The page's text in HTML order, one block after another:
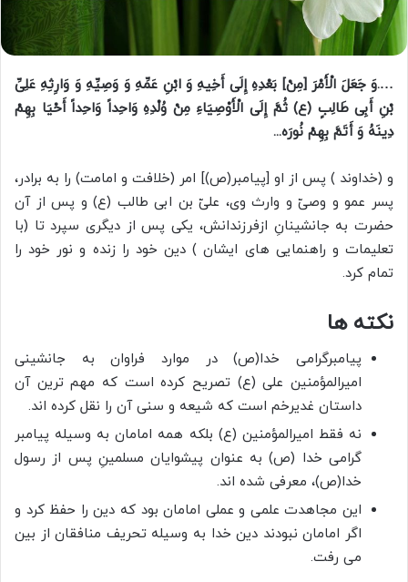
….وَ جَعَلَ الْأَمْرَ [مِنْ‏] بَعْدِهِ إِلَى أَخِیهِ وَ ابْنِ عَمِّهِ وَ وَصِیِّهِ وَ وَارِثِهِ عَلِیِّ
بْنِ أَبِی طَالِبٍ (ع) ثُمَّ إِلَى الْأَوْصِیَاءِ مِنْ وُلْدِهِ وَاحِداً وَاحِداً أَحْیَا بِهِمْ
دِینَهُ وَ أَتَمَّ بِهِمْ نُورَه..‏.
و (خداوند ) پس از او [پیامبر(ص)] امر (خلافت و امامت) را به برادر،
پسر عمو و وصىّ و وارث وى، علىّ بن ابى طالب (ع) و پس از آن
حضرت به جانشینانِ ازفرزندانش، یکى پس از دیگرى سپرد تا (با
تعلیمات و راهنمایی هاى ایشان ) دین خود را زنده و نور خود را
تمام کرد.
نکته ها
پیامبرگرامی خدا(ص) در موارد فراوان به جانشینی
امیرالمؤمنین علی (ع) تصریح کرده است که مهم ترین آن
داستان غدیرخم است که شیعه و سنی آن را نقل کرده اند.
نه فقط امیرالمؤمنین (ع) بلکه همه امامان به وسیله پیامبر
گرامی خدا (ص) به عنوان پیشوایان مسلمینِ پس از رسول
خدا(ص)، معرفی شده اند.
این مجاهدت علمی و عملی امامان بود که دین را حفظ کرد و
اگر امامان نبودند دین خدا به وسیله تحریف منافقان از بین
می رفت.